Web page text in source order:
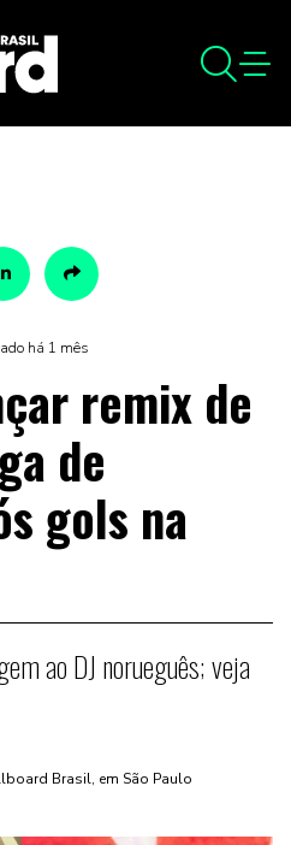
há 1 mês
remix de
de
gols na
ao DJ norueguês; veja
Brasil, em São Paulo